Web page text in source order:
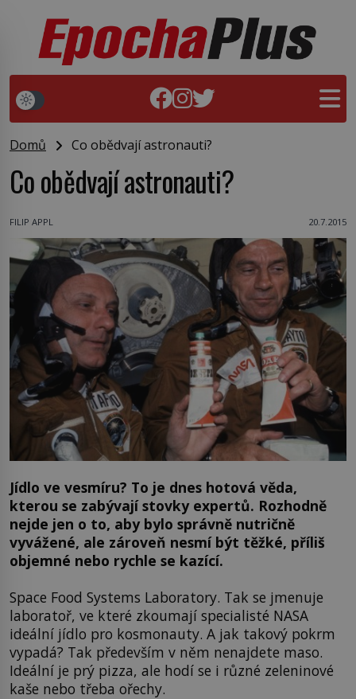
Domů Co obědvají astronauti?
Co obědvají astronauti?
FILIP APPL 20.7.2015
Jídlo ve vesmíru? To je dnes hotová věda,
kterou se zabývají stovky expertů. Rozhodně
nejde jen o to, aby bylo správně nutričně
vyvážené, ale zároveň nesmí být těžké, příliš
objemné nebo rychle se kazící.
Space Food Systems Laboratory. Tak se jmenuje
laboratoř, ve které zkoumají specialisté NASA
ideální jídlo pro kosmonauty. A jak takový pokrm
vypadá? Tak především v něm nenajdete maso.
Ideální je prý pizza, ale hodí se i různé zeleninové
kaše nebo třeba ořechy.